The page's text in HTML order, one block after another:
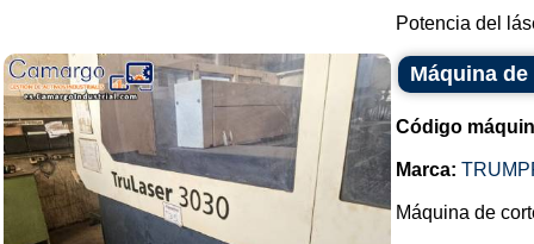
Potencia del
Máquina
Código
Marca:
Máquina de